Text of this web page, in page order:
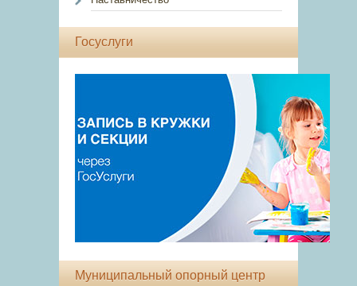
Госуслуги
Муниципальный опорный центр